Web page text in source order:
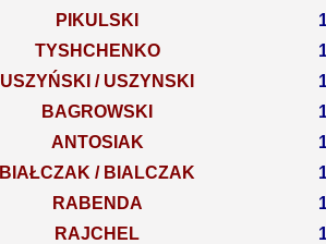
PIKULSKI
TYSHCHENKO
USZYŃSKI / USZYNSKI
BAGROWSKI
ANTOSIAK
BIAŁCZAK / BIALCZAK
RABENDA
RAJCHEL